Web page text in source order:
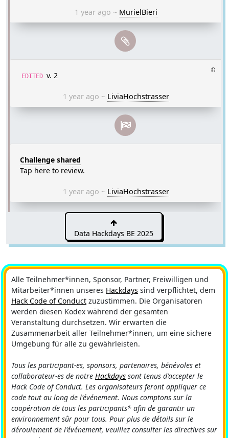
1 year ago ~ MurielBieri
⎌
EDITED v. 2
1 year ago ~ LiviaHochstrasser
Challenge shared
Tap here to review.
1 year ago ~ LiviaHochstrasser
Data Hackdays BE 2025
Alle Teilnehmer*innen, Sponsor, Partner, Freiwilligen und
Mitarbeiter*innen unseres Hackdays sind verpflichtet, dem
Hack Code of Conduct zuzustimmen. Die Organisatoren
werden diesen Kodex während der gesamten
Veranstaltung durchsetzen. Wir erwarten die
Zusammenarbeit aller Teilnehmer*innen, um eine sichere
Umgebung für alle zu gewährleisten.
Tous les participant-es, sponsors, partenaires, bénévoles et
collaborateur-es de notre Hackdays sont tenus d'accepter le
Hack Code of Conduct. Les organisateurs feront appliquer ce
code tout au long de l'événement. Nous comptons sur la
coopération de tous les participants* afin de garantir un
environnement sûr pour tous. Pour plus de détails sur le
déroulement de l'événement, veuillez consulter les directives sur